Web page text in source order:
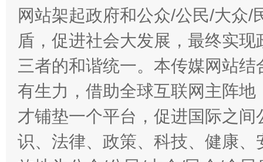
网站架起政府和公众/公民/大众
盾，促进社会大发展，最终实
三者的和谐统一。本传媒网站
有生力，借助全球互联网主阵
才铺垫一个平台，促进国际之
识、法律、政策、科技、健康